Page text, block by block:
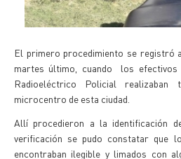
El primero procedimiento se registró
martes último, cuando los efectivos
Radioeléctrico Policial realizaban
microcentro de esta ciudad.
Allí procedieron a la identificación
verificación se pudo constatar que
encontraban ilegible y limados con